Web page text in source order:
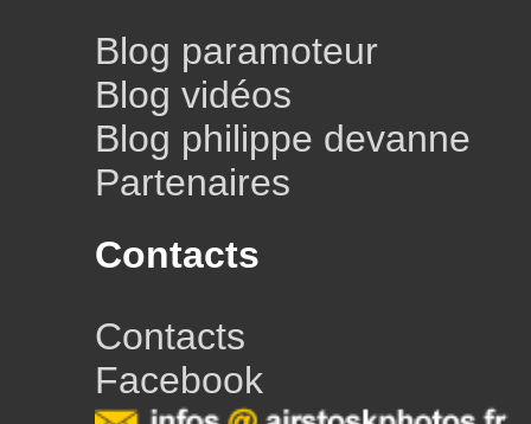
Blog paramoteur
Blog vidéos
Blog philippe devanne
Partenaires
Contacts
Contacts
Facebook